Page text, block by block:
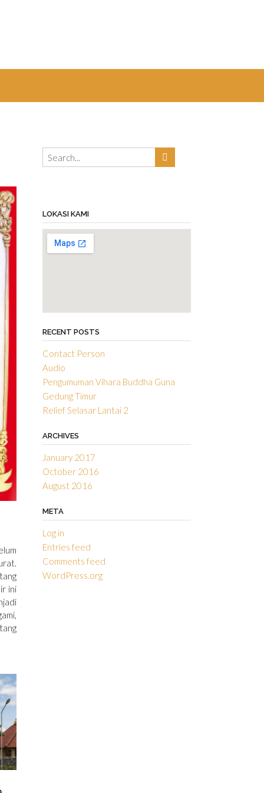
ini
LOKASI KAMI
RECENT POSTS
Contact Person
Audio
Pengumuman Vihara Buddha Guna
Gedung Timur
Relief Selasar Lantai 2
ARCHIVES
January 2017
October 2016
August 2016
META
Log in
Entries feed
Comments feed
WordPress.org